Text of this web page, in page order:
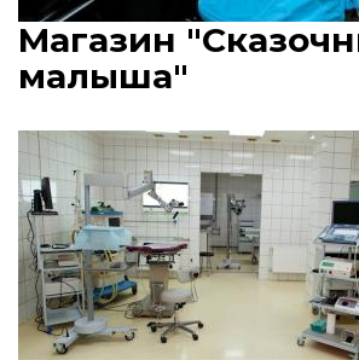
Магазин
малыша"